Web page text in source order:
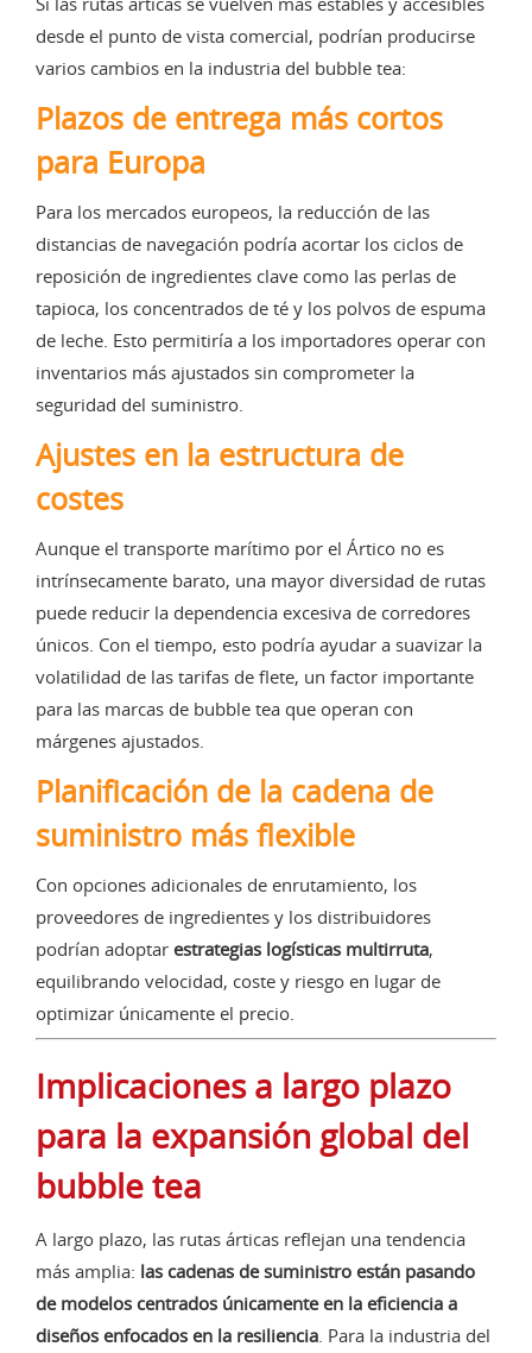
desde el punto de vista comercial, podrían producirse
varios cambios en la industria del bubble tea:
Plazos de entrega más cortos
para Europa
Para los mercados europeos, la reducción de las
distancias de navegación podría acortar los ciclos de
reposición de ingredientes clave como las perlas de
tapioca, los concentrados de té y los polvos de espuma
de leche. Esto permitiría a los importadores operar con
inventarios más ajustados sin comprometer la
seguridad del suministro.
Ajustes en la estructura de
costes
Aunque el transporte marítimo por el Ártico no es
intrínsecamente barato, una mayor diversidad de rutas
puede reducir la dependencia excesiva de corredores
únicos. Con el tiempo, esto podría ayudar a suavizar la
volatilidad de las tarifas de flete, un factor importante
para las marcas de bubble tea que operan con
márgenes ajustados.
Planificación de la cadena de
suministro más flexible
Con opciones adicionales de enrutamiento, los
proveedores de ingredientes y los distribuidores
podrían adoptar estrategias logísticas multirruta,
equilibrando velocidad, coste y riesgo en lugar de
optimizar únicamente el precio.
Implicaciones a largo plazo
para la expansión global del
bubble tea
A largo plazo, las rutas árticas reflejan una tendencia
más amplia: las cadenas de suministro están pasando
de modelos centrados únicamente en la eficiencia a
diseños enfocados en la resiliencia . Para la industria del